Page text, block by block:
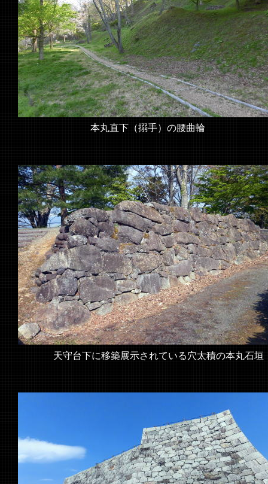
天守台下に移築展示されている穴太積の本丸石垣
本丸直下（搦手）の腰曲輪